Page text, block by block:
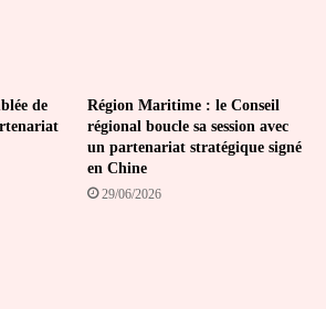
de
Région Maritime : le Conseil
régional boucle sa session avec
un partenariat stratégique signé
en Chine
29/06/2026